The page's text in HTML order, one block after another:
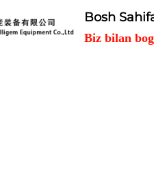
Bosh
Biz bilan